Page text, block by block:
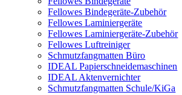
Fellowes Bindegeräte-Zubehör
Fellowes Laminiergeräte
Fellowes Laminiergeräte-Zubehör
Fellowes Luftreiniger
Schmutzfangmatten Büro
IDEAL Papierschneidemaschinen
IDEAL Aktenvernichter
Schmutzfangmatten Schule/KiGa